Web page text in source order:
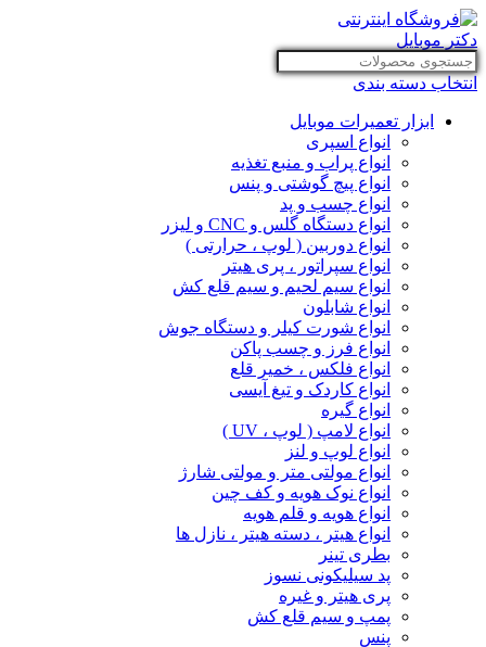
انتخاب دسته بندی
ابزار تعمیرات موبایل
انواع اسپری
انواع پراب و منبع تغذیه
انواع پیچ گوشتی و پنس
انواع چسب و پد
انواع دستگاه گلس و CNC و لیزر
انواع دوربین ( لوپ ، حرارتی )
انواع سپراتور ، پری هیتر
انواع سیم لحیم و سیم قلع کش
انواع شابلون
انواع شورت کیلر و دستگاه جوش
انواع فرز و چسب پاکن
انواع فلکس ، خمیر قلع
انواع کاردک و تیغ آیسی
انواع گیره
انواع لامپ ( لوپ ، UV )
انواع لوپ و لنز
انواع مولتی متر و مولتی شارژ
انواع نوک هویه و کف چین
انواع هویه و قلم هویه
انواع هیتر ، دسته هیتر ، نازل ها
بطری تینر
پد سیلیکونی نسوز
پری هیتر و غیره
پمپ و سیم قلع کش
پنس